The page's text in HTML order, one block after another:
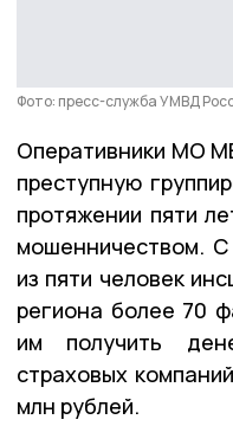
Фото: пресс-служба УМВД
Оперативники МО
преступную
протяжении пяти
мошенничеством. С
из пяти человек
региона более 70
им получить
страховых
млн рублей.